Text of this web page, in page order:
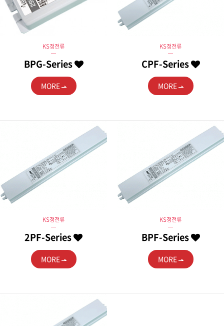
KS정전류
BPG-Series
MORE
KS정전류
CPF-Series
MORE
KS정전류
2PF-Series
MORE
KS정전류
BPF-Series
MORE